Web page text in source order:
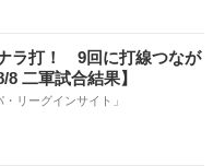
ラ打！ 9回に打線つなが
二軍試合結果】
リーグインサイト」